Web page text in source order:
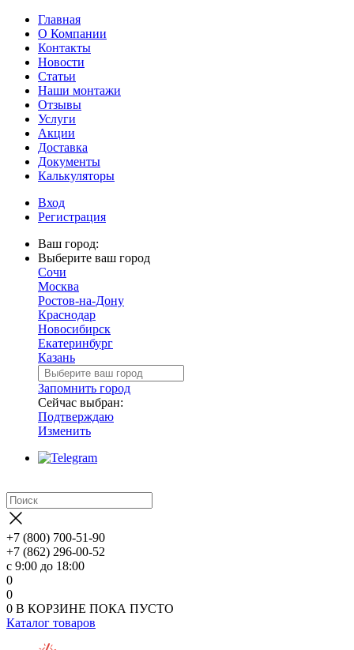
Главная
О Компании
Контакты
Новости
Статьи
Наши монтажи
Отзывы
Услуги
Акции
Доставка
Документы
Калькуляторы
Вход
Регистрация
Ваш город:
Выберите ваш город
Сочи
Москва
Ростов-на-Дону
Краснодар
Новосибирск
Екатеринбург
Казань
Запомнить город
Сейчас выбран:
Подтверждаю
Изменить
+7 (800) 700-51-90
+7 (862) 296-00-52
с 9:00 до 18:00
0
0
0 В КОРЗИНЕ ПОКА ПУСТО
Каталог товаров